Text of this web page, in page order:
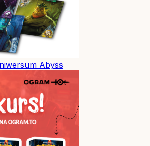
Abyss